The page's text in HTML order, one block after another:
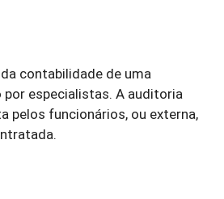
contabilidade de uma
por especialistas. A auditoria
pelos funcionários, ou externa,